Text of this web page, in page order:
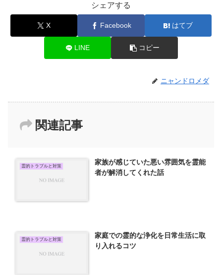
シェアする
X Facebook はてブ
LINE コピー
ニャンドロメダ
関連記事
霊的トラブルと対策
家族が感じていた悪い雰囲気を霊能
者が解消してくれた話
霊的トラブルと対策
家庭での霊的な浄化を日常生活に取
り入れるコツ